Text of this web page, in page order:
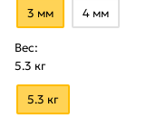
3 мм 4 мм
Вес:
5.3 кг
5.3 кг